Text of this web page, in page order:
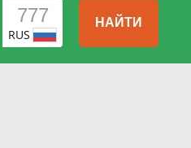
RUS
НАЙТИ